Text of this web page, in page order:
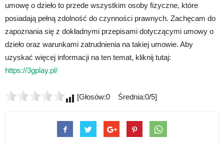
umowę o dzieło to przede wszystkim osoby fizyczne, które
posiadają pełną zdolność do czynności prawnych. Zachęcam do
zapoznania się z dokładnymi przepisami dotyczącymi umowy o
dzieło oraz warunkami zatrudnienia na takiej umowie. Aby
uzyskać więcej informacji na ten temat, kliknij tutaj:
https://3gplay.pl/
[Głosów:0 Średnia:0/5]